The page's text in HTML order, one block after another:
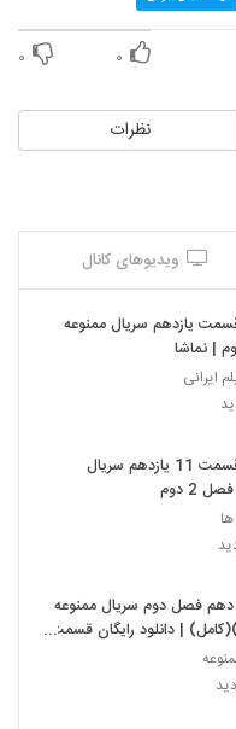
۰ ۰
نظرات
ویدیوهای کانال
یازدهم سریال ممنوعه
| نماشا
ایرانی
دانلود قسمت 11 یازدهم سریال
2 دوم
فصل دوم سریال ممنوعه
| دانلود رایگان قسمت